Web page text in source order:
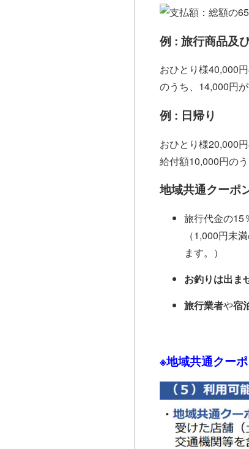
例 : 旅行商品及
おひとり様40,000
のうち、14,000円
例 : 日帰り
おひとり様20,000
給付額10,000円の
地域共通クーポ
旅行代金の15
（1,000円未
ます。）
お釣りは出ま
旅行業者や宿
※地域共通クー